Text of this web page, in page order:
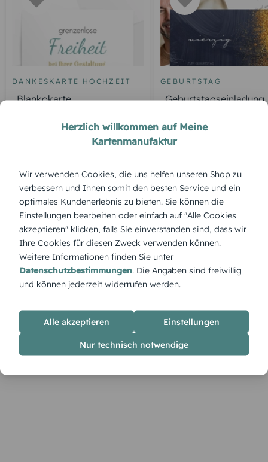
DANKESKARTE HOCHZEIT
Blankokarte
GEBURTSTAG
Geburtstagseinladung
ÜBERBLICK:
Produktbeschreibung
„Harmonische Unruhe“ verbindet Gegensätze: künstlerisch,
spannend und doch ausbalanciert. Eine kreative Einladung für
alle, die ein stilvolles Statement mit einem Hauch
Herzlich willkommen auf Meine
Kartenmanufaktur
Wir verwenden Cookies, die uns helfen unseren Shop zu
verbessern und Ihnen somit den besten Service und ein
optimales Kundenerlebnis zu bieten. Sie können die
Einstellungen bearbeiten oder einfach auf "Alle Cookies
akzeptieren" klicken, falls Sie einverstanden sind, dass wir
Ihre Cookies für diesen Zweck verwenden können.
Weitere Informationen finden Sie unter
Datenschutzbestimmungen. Die Angaben sind freiwillig
und können jederzeit widerrufen werden.
Alle akzeptieren Einstellungen
Nur technisch notwendige